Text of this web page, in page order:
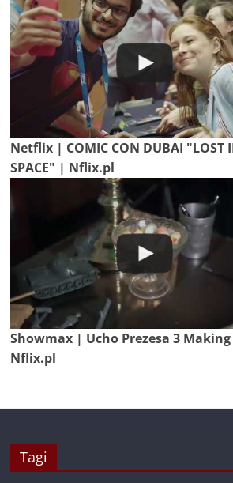
Netflix | COMIC CON DUBAI "LOST
SPACE" | Nflix.pl
Showmax | Ucho Prezesa 3
Nflix.pl
Tagi